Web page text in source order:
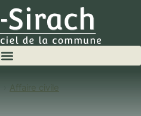
Affaire civile